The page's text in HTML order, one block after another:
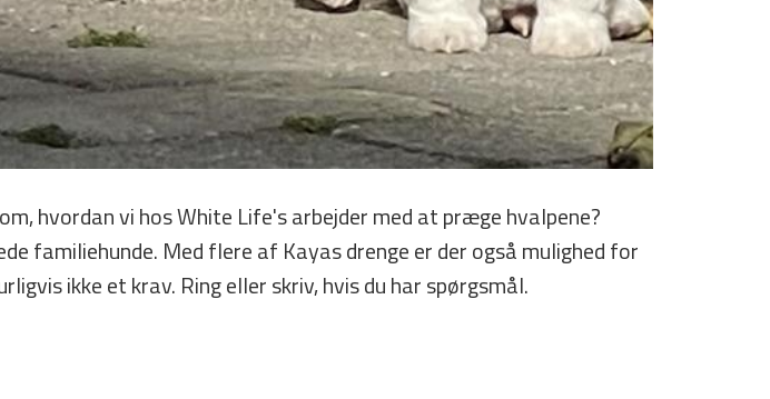
hvordan vi hos White Life's arbejder med at præge hvalpene?
familiehunde. Med flere af Kayas drenge er der også mulighed for
ikke et krav. Ring eller skriv, hvis du har spørgsmål.